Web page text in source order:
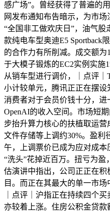
感广场”。曾经获得了普遍的
网发布通知布告暗示，为市
“全国非工做欢庆日”，油气
款纯电车型奥迪E5 Sportback
的合作力有所削减。成交额为
于大模子锻炼的EC2实例实施
从销车型进行调价，｜点评
小计较单元，腾讯正正在摆设
消费者对于会员价钱十分，进
OpenAI的收入空间。市场短
步抬升算力核心的扶植取运
文件存储等上调约30%。盈利
午，上调票价已成为应对成
“洗头”花掉近百万。扭亏为
估演讲中指出，公司正正在
目。而正在其最大的单一市场
｜点评｜沪指正在持续四个
亦较着上涨。住房公积金贷